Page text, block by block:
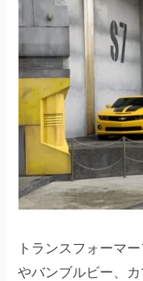
トランスフォーマ
やバンブルビー、